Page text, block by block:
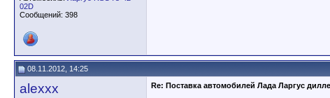
02D
Сообщений: 398
08.11.2012, 14:25
alexxx Re: Поставка автомобилей Лада Ларгус